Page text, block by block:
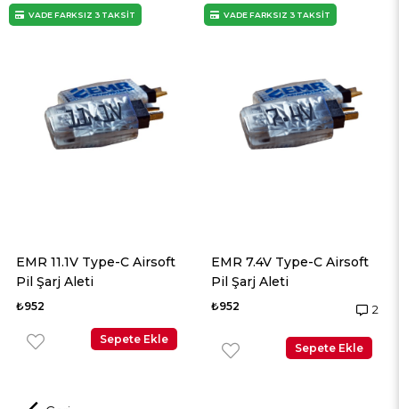
EMR 7.4V Type-C Airsoft
Pil Şarj Aleti
2
Sepete Ekle
VADE FARKSIZ 3 TAKSİT
EMR 11.1V Type-C
Pil Şarj Aleti
Sepete
VADE FARKSIZ 3 TAKSİT